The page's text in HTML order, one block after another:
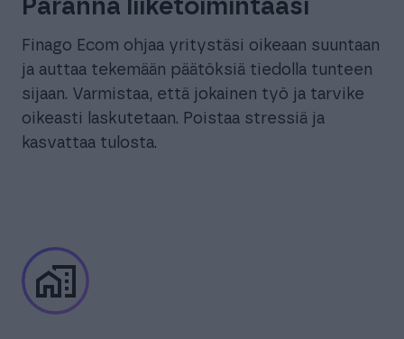
Paranna liiketoimintaasi
Finago Ecom ohjaa yritystäsi oikeaan suuntaan
ja auttaa tekemään päätöksiä tiedolla tunteen
sijaan. Varmistaa, että jokainen työ ja tarvike
oikeasti laskutetaan. Poistaa stressiä ja
kasvattaa tulosta.